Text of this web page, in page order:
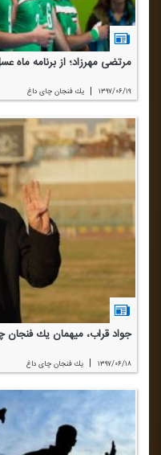
مرتضی مهرزاد؛ از برنامه ماه
۱۳۹۷/۰۶/۱۹ | یك فنجان چای داغ
جواد قراب، میهمان یك فنجان
۱۳۹۷/۰۶/۱۸ | یك فنجان چای داغ